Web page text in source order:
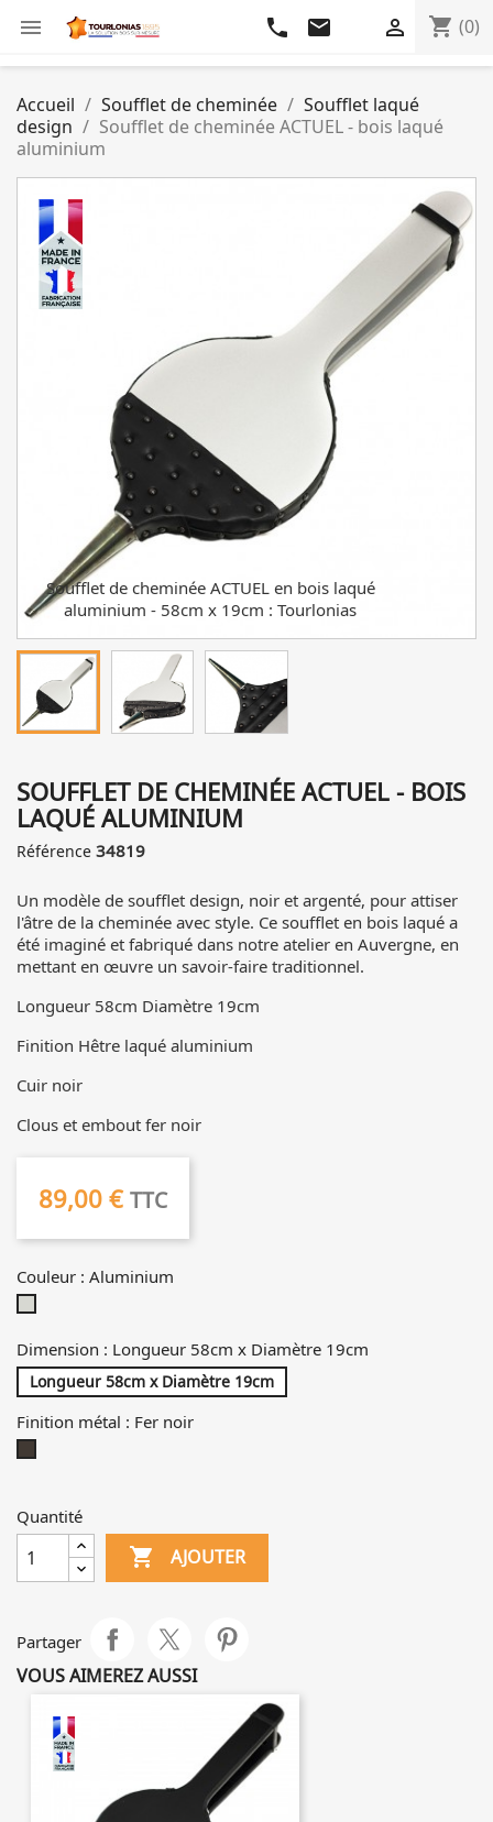
 shopping_cart (0)

phone email
Accueil Soufflet de cheminée
Soufflet laqué
design
Soufflet de cheminée ACTUEL - bois laqué
aluminium
Soufflet de cheminée ACTUEL en bois laqué
aluminium - 58cm x 19cm : Tourlonias
SOUFFLET DE CHEMINÉE ACTUEL - BOIS
LAQUÉ ALUMINIUM
Référence 34819
Un modèle de soufflet design, noir et argenté, pour attiser
l'âtre de la cheminée avec style. Ce soufflet en bois laqué a
été imaginé et fabriqué dans notre atelier en Auvergne, en
mettant en œuvre un savoir-faire traditionnel.
Longueur 58cm Diamètre 19cm
Finition Hêtre laqué aluminium
Cuir noir
Clous et embout fer noir
89,00 € TTC
Couleur : Aluminium
Dimension : Longueur 58cm x Diamètre 19cm
Longueur 58cm x Diamètre 19cm
Finition métal : Fer noir
Quantité
 AJOUTER
Partager
VOUS AIMEREZ AUSSI